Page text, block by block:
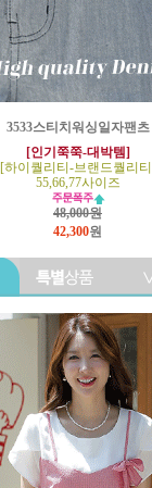
3533스티치워싱일자팬츠
[인기쭉쭉-대박템]
[하이퀄리티-브랜드퀄리
55,66,77사이즈
48,000원
42,300원